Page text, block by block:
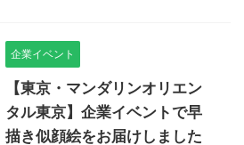
企業イベント
【東京・マンダリンオリエン
タル東京】企業イベントで早
描き似顔絵をお届けしました